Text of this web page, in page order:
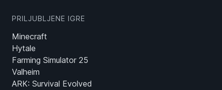
PRILJUBLJENE IGRE
Minecraft
Hytale
Farming Simulator 25
Valheim
ARK: Survival Evolved